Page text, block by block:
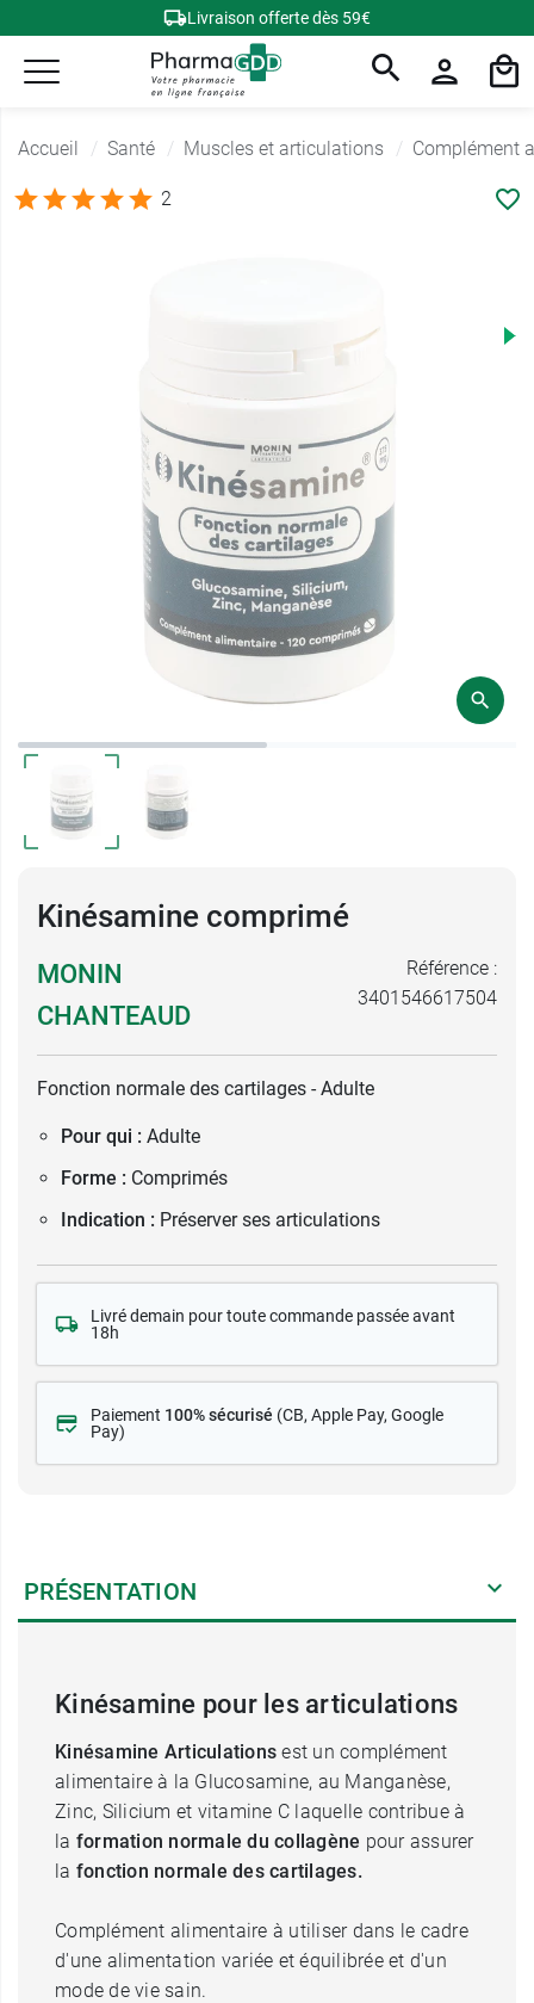
Livraison offerte dès 59€
Accueil Santé Muscles et articulations Complément
2
Kinésamine comprimé
MONIN
CHANTEAUD
Référence :
3401546617504
Fonction normale des cartilages - Adulte
Pour qui : Adulte
Forme : Comprimés
Indication : Préserver ses articulations
Livré demain pour toute commande passée avant
18h
Paiement 100% sécurisé (CB, Apple Pay, Google
Pay)
PRÉSENTATION
Kinésamine pour les articulations
Kinésamine Articulationsest un complément
alimentaire à la Glucosamine, au Manganèse,
Zinc, Silicium et vitamine C laquelle contribue à
la formation normale du collagène pour assurer
la fonction normale des cartilages.
Complément alimentaire à utiliser dans le cadre
d'une alimentation variée et équilibrée et d'un
mode de vie sain.